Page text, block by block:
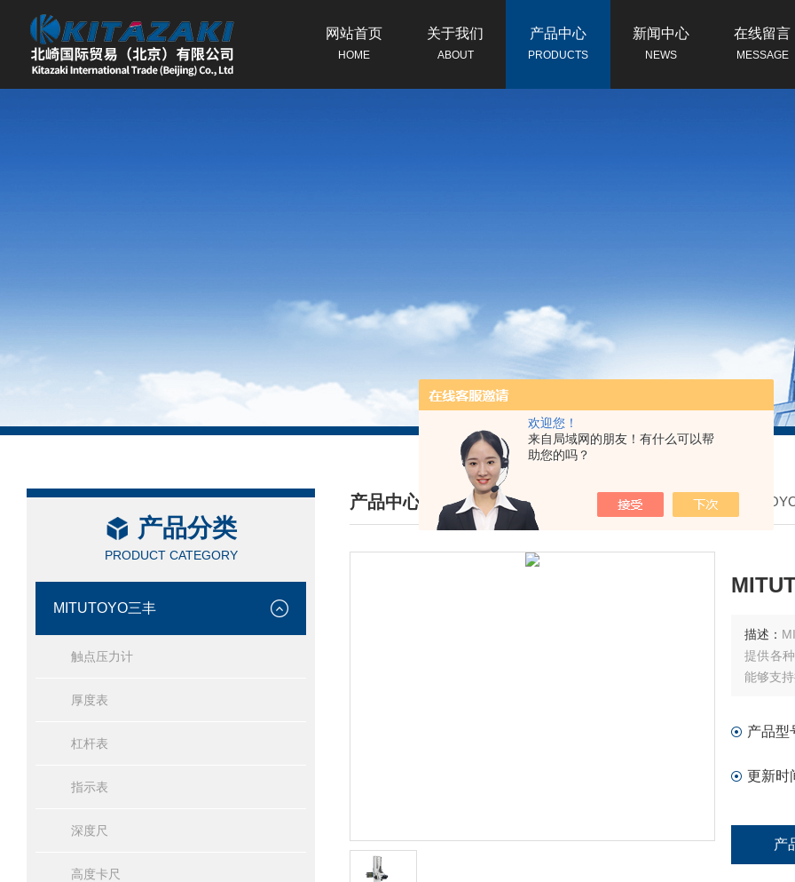
欢迎您！
来自局域网的朋友！有什么可以帮
助您的吗？
网站首页
HOME
关于我们
ABOUT
产品中心
PRODUCTS
新闻中心
NEWS
在线留言
MESSAGE
产品分类
PRODUCT CATEGORY
MITUTOYO三丰
触点压力计
厚度表
杠杆表
指示表
深度尺
高度卡尺
产品中心
/ PRODUCTS CENTER
首页> 产品中心>
描述：
提供各
能够支
产品型
更新时
产